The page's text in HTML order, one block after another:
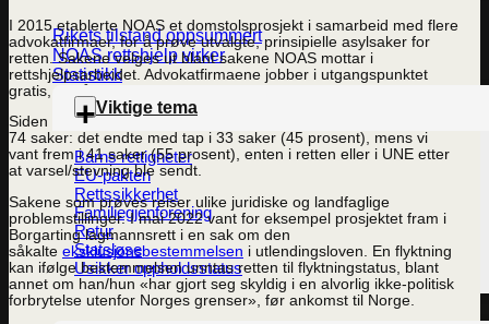
Rikets tilstand oppsummert
NOAS rettshjelp virker
Statistikk
Viktige tema
Barns rettigheter
EU-pakten
Rettssikkerhet
Familiegjenforening
Retur
Statsløse
Usikker oppholdsstatus
I 2015 etablerte NOAS et domstolsprosjekt i samarbeid med flere
advokatfirmaer, for å prøve utvalgte, prinsipielle asylsaker for
retten. Sakene velges ut blant sakene NOAS mottar i
rettshjelpsarbeidet. Advokatfirmaene jobber i utgangspunktet
gratis, og får kun betalt dersom saken vinnes.
Siden oppstart av prosjektet har vi registrert endelig avgjørelse i
74 saker: det endte med tap i 33 saker (45 prosent), mens vi
vant frem i 41 saker (55 prosent), enten i retten eller i UNE etter
at varsel/stevning ble sendt.
Sakene som prøves reiser ulike juridiske og landfaglige
problemstillinger. I mai 2022 vant for eksempel prosjektet fram i
Borgarting lagmannsrett i en sak om den
såkalte eksklusjonsbestemmelsen i utlendingsloven. En flyktning
kan ifølge bestemmelsen unntas retten til flyktningstatus, blant
annet om han/hun «har gjort seg skyldig i en alvorlig ikke-politisk
forbrytelse utenfor Norges grenser», før ankomst til Norge.